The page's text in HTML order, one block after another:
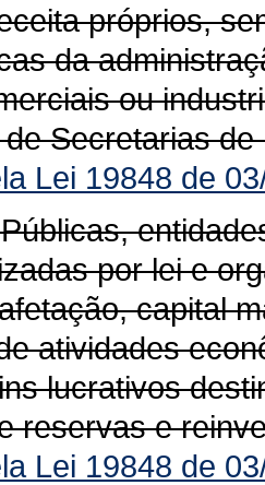
próprios,
da
ou
Secretarias
Lei 19848 de
por lei e
capital
atividades
lucrativos
reservas e
Lei 19848 de